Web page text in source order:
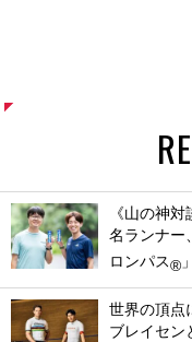
《山の神
名ランナー
ロンパス®
世界の頂点
ブレイセン